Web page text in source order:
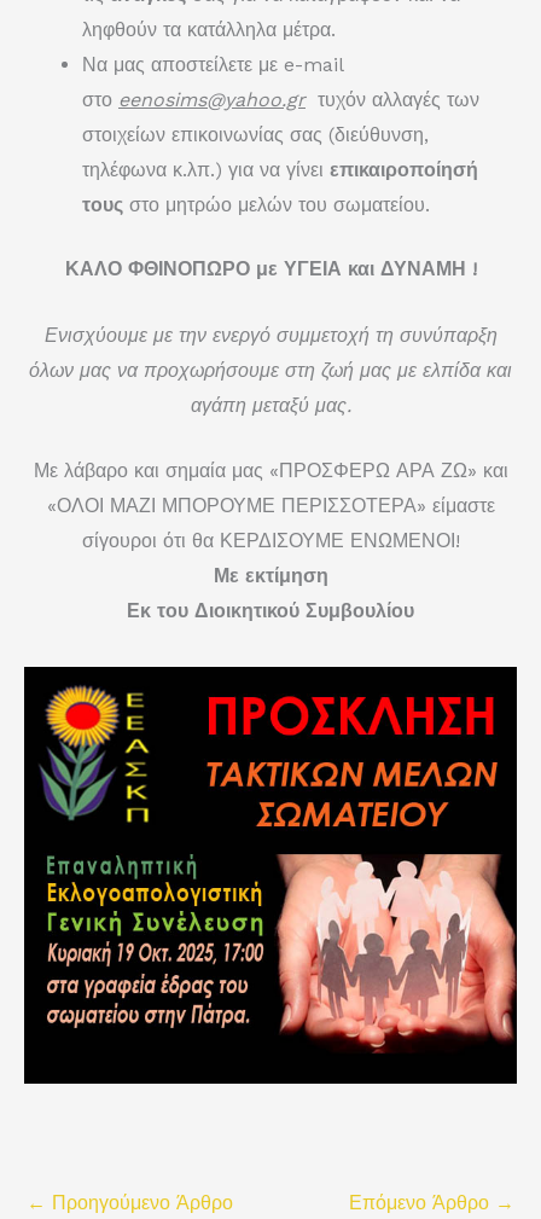
ληφθούν τα κατάλληλα μέτρα.
Να μας αποστείλετε με e-mail
στο eenosims@yahoo.grτυχόν αλλαγές των
στοιχείων επικοινωνίας σας (διεύθυνση,
τηλέφωνα κ.λπ.) για να γίνει επικαιροποίησή
τους στο μητρώο μελών του σωματείου.
ΚΑΛΟ ΦΘΙΝΟΠΩΡΟ με ΥΓΕΙΑ και ΔΥΝΑΜΗ !
Ενισχύουμε με την ενεργό συμμετοχή τη συνύπαρξη
όλων μας να προχωρήσουμε στη ζωή μας με ελπίδα και
αγάπη μεταξύ μας.
Με λάβαρο και σημαία μας «ΠΡΟΣΦΕΡΩ ΑΡΑ ΖΩ» και
«ΟΛΟΙ ΜΑΖΙ ΜΠΟΡΟΥΜΕ ΠΕΡΙΣΣΟΤΕΡΑ» είμαστε
σίγουροι ότι θα ΚΕΡΔΙΣΟΥΜΕ ΕΝΩΜΕΝΟΙ!
Με εκτίμηση
Εκ του Διοικητικού Συμβουλίου
← Προηγούμενο Άρθρο Επόμενο Άρθρο →